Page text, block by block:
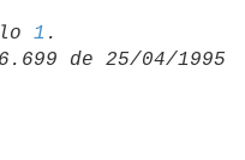
1 .
de 25/04/1995